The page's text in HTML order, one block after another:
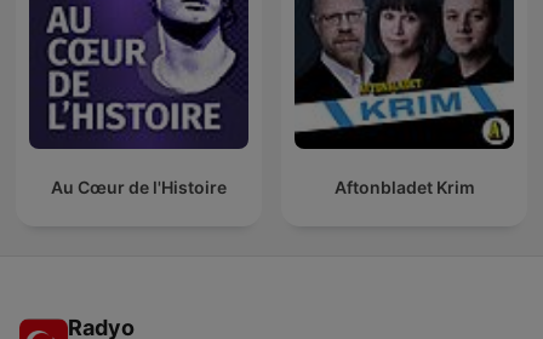
Au Cœur de l'Histoire Aftonbladet Krim
Radyo